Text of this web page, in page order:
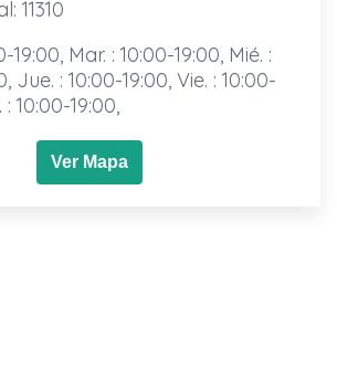
11310
19:00, Mar. : 10:00-19:00, Mié. :
Jue. : 10:00-19:00, Vie. : 10:00-
: 10:00-19:00,
Ver Mapa